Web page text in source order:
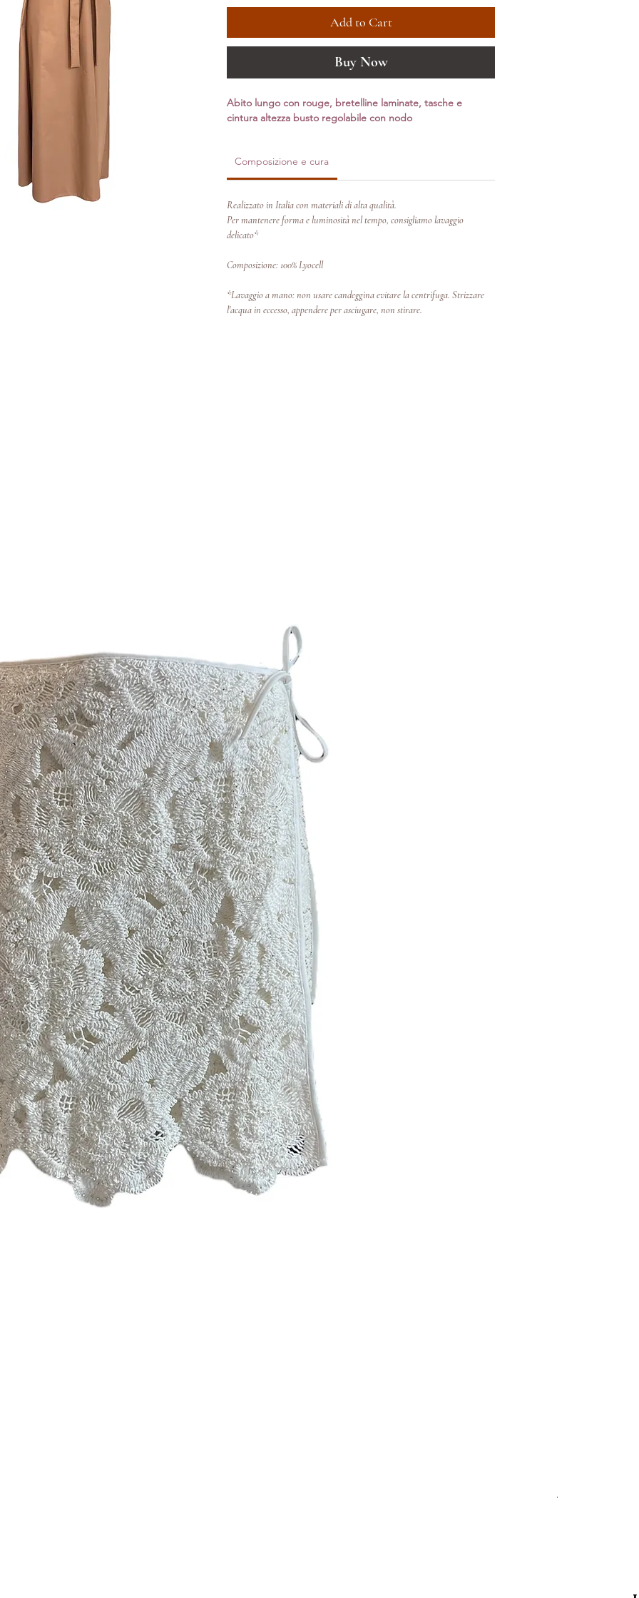
Add to Cart
Buy Now
Abito lungo con rouge, bretelline laminate, tasche e
cintura altezza busto regolabile con nodo
Composizione e cura
Realizzato in Italia con materiali di alta qualità.
Per mantenere forma e luminosità nel tempo, consigliamo lavaggio
delicato*
Composizione: 100% Lyocell
*Lavaggio a mano: non usare candeggina evitare la centrifuga. Strizzare
l'acqua in eccesso, appendere per asciugare, non stirare.
Regular Price
€190.00